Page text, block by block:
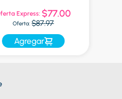
Express: $77.00
Oferta: $87.97
Agregar